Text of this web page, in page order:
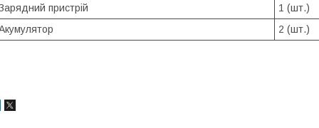
пристрій
1 (шт.)
2 (шт.)